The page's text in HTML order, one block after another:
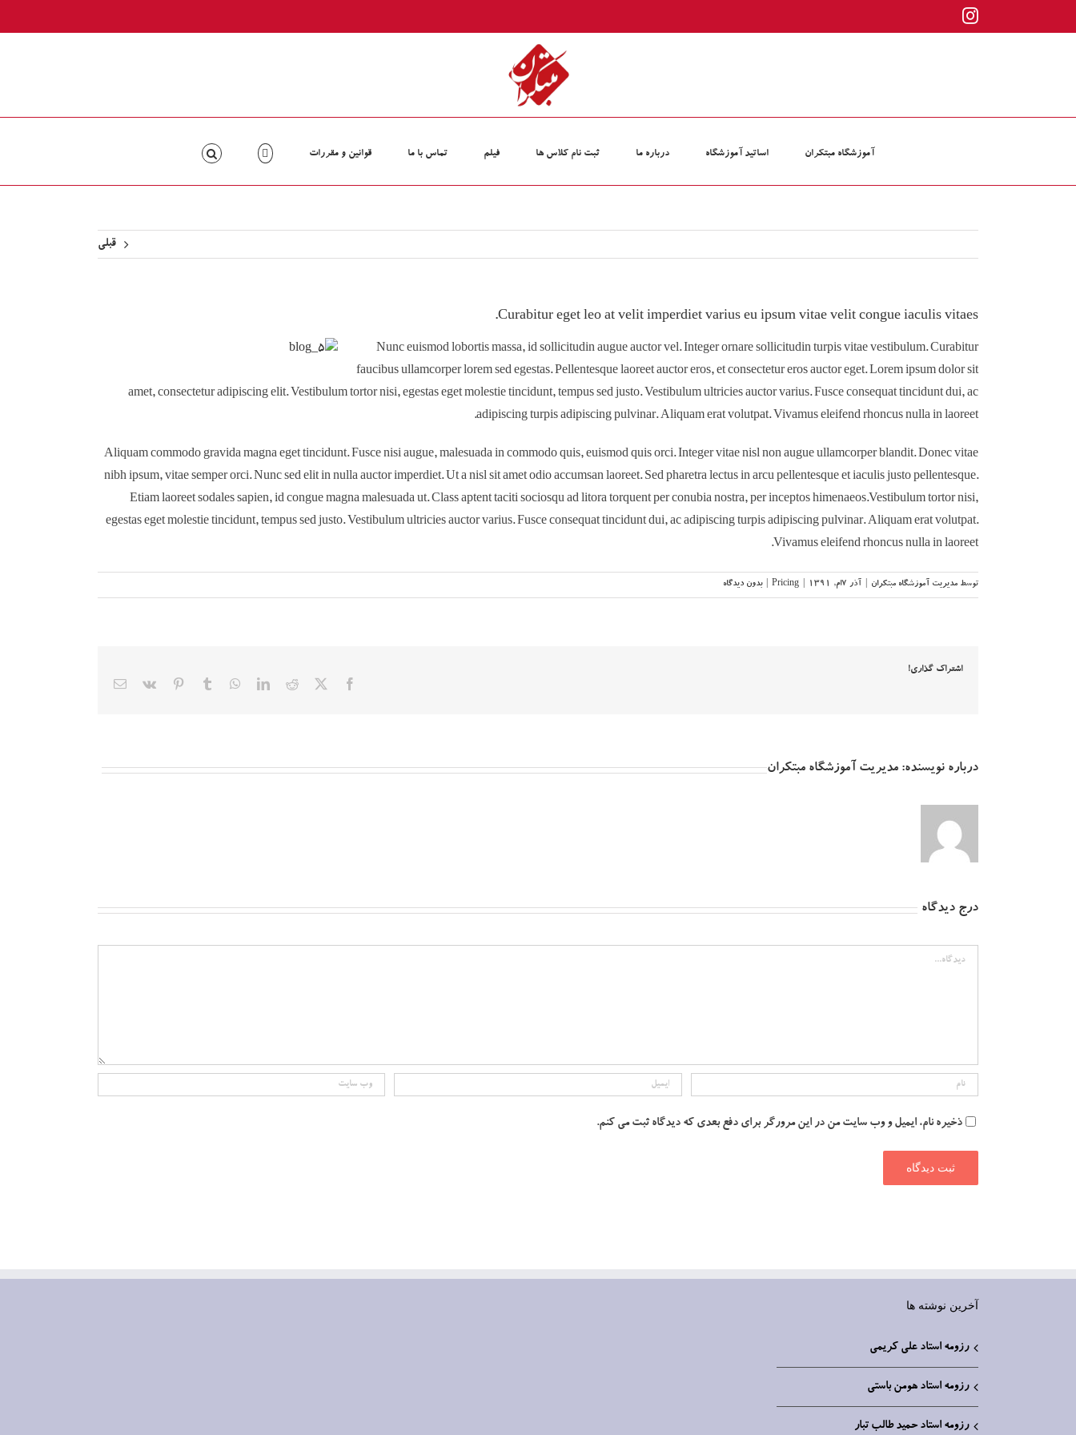
کردن
Instagram
آموزشگاه مبتکران اساتید آموزشگاه درباره ما ثبت نام کلاس‏ ها فیلم تماس با ما قوانین و مقررات
قبلی
Curabitur eget leo at velit imperdiet varius eu ipsum vitae velit congue iaculis vitaes.
Nunc euismod lobortis massa, id sollicitudin augue auctor vel. Integer ornare sollicitudin turpis vitae vestibulum. Curabitur
faucibus ullamcorper lorem sed egestas. Pellentesque laoreet auctor eros, et consectetur eros auctor eget. Lorem ipsum dolor sit
amet, consectetur adipiscing elit. Vestibulum tortor nisi, egestas eget molestie tincidunt, tempus sed justo. Vestibulum ultricies auctor varius. Fusce consequat tincidunt dui, ac
adipiscing turpis adipiscing pulvinar. Aliquam erat volutpat. Vivamus eleifend rhoncus nulla in laoreet.
Aliquam commodo gravida magna eget tincidunt. Fusce nisi augue, malesuada in commodo quis, euismod quis orci. Integer vitae nisl non augue ullamcorper blandit. Donec vitae
nibh ipsum, vitae semper orci. Nunc sed elit in nulla auctor imperdiet. Ut a nisl sit amet odio accumsan laoreet. Sed pharetra lectus in arcu pellentesque et iaculis justo pellentesque.
Etiam laoreet sodales sapien, id congue magna malesuada ut. Class aptent taciti sociosqu ad litora torquent per conubia nostra, per inceptos himenaeos.Vestibulum tortor nisi,
egestas eget molestie tincidunt, tempus sed justo. Vestibulum ultricies auctor varius. Fusce consequat tincidunt dui, ac adipiscing turpis adipiscing pulvinar. Aliquam erat volutpat.
Vivamus eleifend rhoncus nulla in laoreet.
توسط مدیریت آموزشگاه مبتکران آذر ۷ام, ۱۳۹۱ Pricing بدون دیدگاه
اشتراک گذاری!
Facebook
X
Reddit
LinkedIn
WhatsApp
Tumblr
Pinterest
Vk ایمیل
درباره نویسنده: مدیریت آموزشگاه مبتکران
درج دیدگاه
دیدگاه
ذخیره نام، ایمیل و وب سایت من در این مرورگر برای دفع بعدی که دیدگاه ثبت می کنم.
آخرین نوشته ها
رزومه استاد علی کریمی
رزومه استاد هومن باستی
رزومه استاد حمید طالب تبار